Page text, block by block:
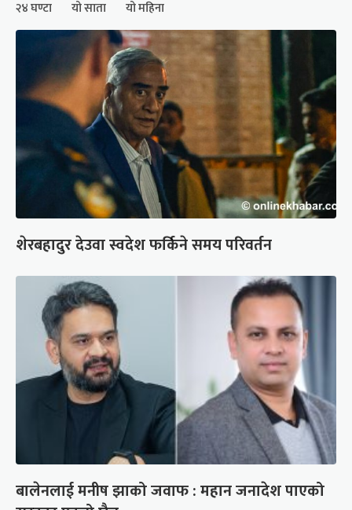
२४ घण्टा यो साता यो महिना
शेरबहादुर देउवा स्वदेश फर्किने समय परिवर्तन
बालेनलाई मनीष झाको जवाफ : महान जनादेश पाएको